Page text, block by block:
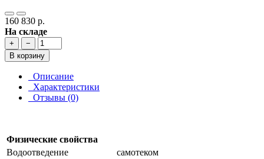
160 830 р.
На складе
+
−
В корзину
Описание
Характеристики
Отзывы (0)
Физические свойства
Водоотведение
самотеком